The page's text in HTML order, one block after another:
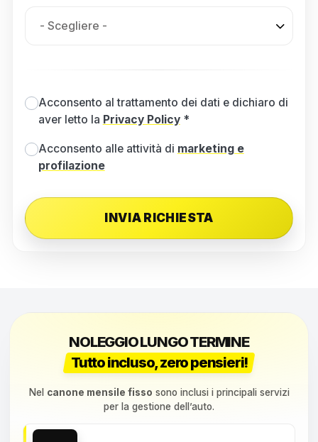
Acconsento al trattamento dei dati e dichiaro di
aver letto la Privacy Policy*
Acconsento alle attività di marketing e
profilazione
NOLEGGIO LUNGO TERMINE
Tutto incluso, zero pensieri!
Nel canone mensile fisso sono inclusi i principali servizi
per la gestione dell’auto.